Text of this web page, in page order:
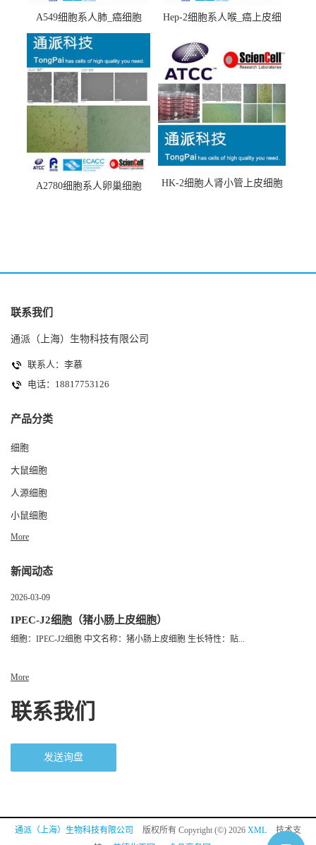
A549细胞系人肺_癌细胞
(A549细胞)
Hep-2细胞系人喉_癌上皮细
A2780细胞系人卵巢细胞
HK-2细胞人肾小管上皮细胞
联系我们
通派（上海）生物科技有限公司
联系人：李慕
电话：18817753126
产品分类
细胞
大鼠细胞
人源细胞
小鼠细胞
More
新闻动态
2026-03-09
IPEC-J2细胞（猪小肠上皮细胞）
细胞：IPEC-J2细胞 中文名称：猪小肠上皮细胞 生长特性：贴...
More
联系我们
发送询盘
通派（上海）生物科技有限公司 版权所有 Copyright (©) 2026 XML
技术支